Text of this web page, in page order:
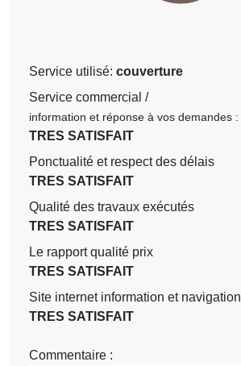
Service utilisé: couverture
Service commercial /
information et réponse à vos demandes :
TRES SATISFAIT
Ponctualité et respect des délais
TRES SATISFAIT
Qualité des travaux exécutés
TRES SATISFAIT
Le rapport qualité prix
TRES SATISFAIT
Site internet information et navigation
TRES SATISFAIT
Commentaire :